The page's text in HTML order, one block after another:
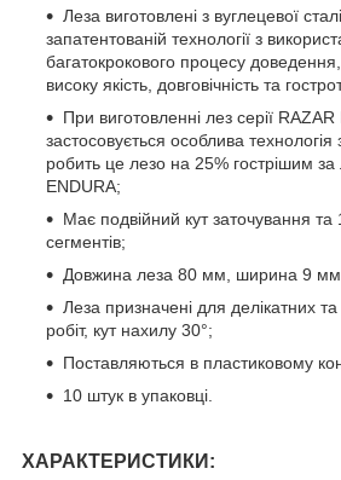
Леза виготовлені з вуглецевої
запатентованій технології з
багатокрокового процесу
високу якість, довговічність та
При виготовленні лез серії
застосовується особлива
робить це лезо на 25% гострішим за
ENDURA;
Має подвійний кут заточування та
сегментів;
Довжина леза 80 мм, ширина 9
Леза призначені для делікатних
робіт, кут нахилу 30°;
Поставляються в пластиковому
10 штук в упаковці.
ХАРАКТЕРИСТИКИ: